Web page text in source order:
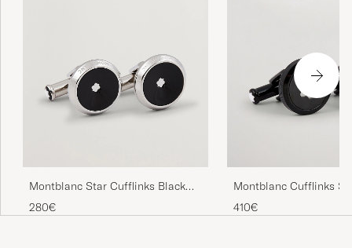
Montblanc Star Cufflinks Black
Resin
280€
Montblanc Cufflinks
Black Cosmos
410€